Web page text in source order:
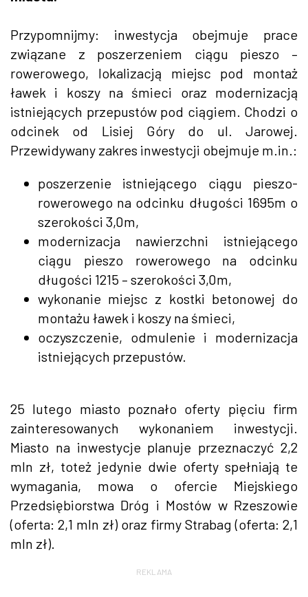
Przypomnijmy: inwestycja obejmuje prace
związane z poszerzeniem ciągu pieszo –
rowerowego, lokalizacją miejsc pod montaż
ławek i koszy na śmieci oraz modernizacją
istniejących przepustów pod ciągiem. Chodzi o
odcinek od Lisiej Góry do ul. Jarowej.
Przewidywany zakres inwestycji obejmuje m.in.:
poszerzenie istniejącego ciągu pieszo-
rowerowego na odcinku długości 1695m o
szerokości 3,0m,
modernizacja nawierzchni istniejącego
ciągu pieszo rowerowego na odcinku
długości 1215 – szerokości 3,0m,
wykonanie miejsc z kostki betonowej do
montażu ławek i koszy na śmieci,
oczyszczenie, odmulenie i modernizacja
istniejących przepustów.
25 lutego miasto poznało oferty pięciu firm
zainteresowanych wykonaniem inwestycji.
Miasto na inwestycje planuje przeznaczyć 2,2
mln zł, toteż jedynie dwie oferty spełniają te
wymagania, mowa o ofercie Miejskiego
Przedsiębiorstwa Dróg i Mostów w Rzeszowie
(oferta: 2,1 mln zł) oraz firmy Strabag (oferta: 2,1
mln zł).
REKLAMA